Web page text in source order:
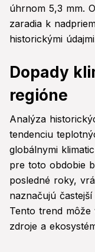
úhrnom 5,3 mm.
zaradia k
historickými
Dopady
regióne
Analýza
tendenciu
globálnymi
pre toto obdobie
posledné roky,
naznačujú
Tento trend
zdroje a